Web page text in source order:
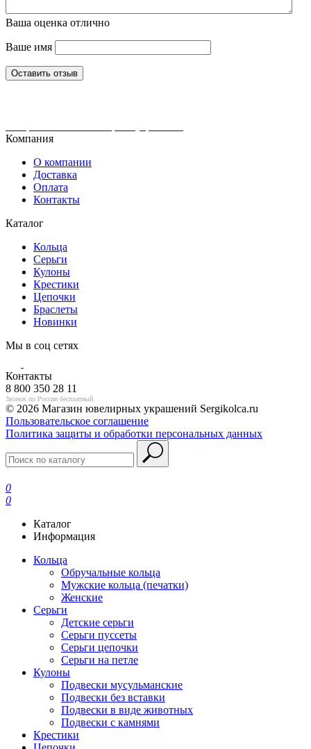
Ваша оценка отлично
Ваше имя
Оставить отзыв
Компания
О компании
Доставка
Оплата
Контакты
Каталог
Кольца
Серьги
Кулоны
Крестики
Цепочки
Браслеты
Новинки
Мы в соц сетях
Контакты
8 800 350 28 11
Звонок по России бесплатный
© 2026 Магазин ювелирных украшений Sergikolca.ru
Пользовательское соглашение
Политика защиты и обработки персональных данных
0
0
Каталог
Информация
Кольца
Обручальные кольца
Мужские кольца (печатки)
Женские
Серьги
Детские серьги
Серьги пуссеты
Серьги цепочки
Серьги на петле
Кулоны
Подвески мусульманские
Подвески без вставки
Подвески в виде животных
Подвески с камнями
Крестики